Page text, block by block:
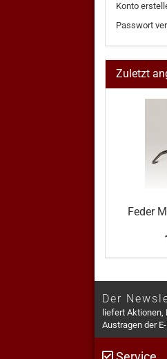
Konto
Passwort
Zuletzt
Feder
Der
liefert
Austragen der